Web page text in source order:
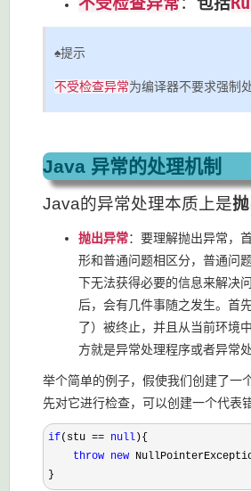
♠提示
不受检查异常为编译器不要求强制
Java 异常的处理机制
Java的异常处理本质上是
抛出异常：要理解抛出异常，
形和普通问题相区分，普通问
下无法获得必要的信息来解决
后，会有几件事随之发生。首
了）被终止，并且从当前环境
方就是异常处理程序或者异常
举个简单的例子，假使我们创建了一
先对它进行检查，可以创建一个代表
if(stu == null ){
throw new
}